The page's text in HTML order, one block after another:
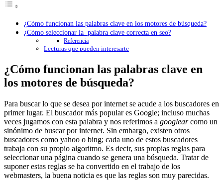
¿Cómo funcionan las palabras clave en los motores de búsqueda?
¿Cómo seleccionar la palabra clave correcta en seo?
Referencia
Lecturas que pueden interesarte
¿Cómo funcionan las palabras clave en
los motores de búsqueda?
Para buscar lo que se desea por internet se acude a los buscadores en
primer lugar. El buscador más popular es Google; incluso muchas
veces jugamos con esta palabra y nos referimos a googlearcomo un
sinónimo de buscar por internet. Sin embargo, existen otros
buscadores como yahoo o bing; cada uno de estos buscadores
trabaja con su propio algoritmo. Es decir, sus propias reglas para
seleccionar una página cuando se genera una búsqueda. Tratar de
suponer estas reglas se ha convertido en el trabajo de los
webmasters, la buena noticia es que las reglas son muy parecidas.